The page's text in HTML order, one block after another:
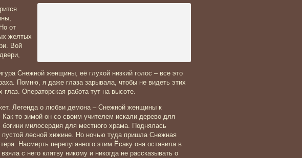
от
желтых
Вой
Снежной женщины, её глухой низкий голос – все это
Помню, я даже глаза зарывала, чтобы не видеть этих
Операторская работа тут на высоте.
Легенда о любви демона – Снежной женщины к
Как-то зимой он со своим учителем искали дерево для
богини милосердия для местного храма. Поднялась
лесной хижине. Но ночью туда пришла Снежная
Насмерть перепуганного этим Ёсаку она оставила в
с него клятву никому и никогда не рассказывать о